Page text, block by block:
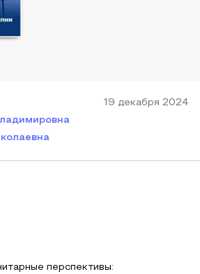
19 декабря 2024
перспективы: